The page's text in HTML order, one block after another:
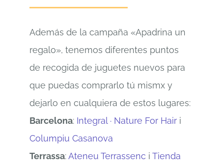
Además de la campaña «Apadrina un
regalo», tenemos diferentes puntos
de recogida de juguetes nuevos para
que puedas comprarlo tú mismx y
dejarlo en cualquiera de estos lugares:
Barcelona: Integral · Nature For Hair i
Columpiu Casanova
Terrassa:Ateneu Terrassenc i Tienda